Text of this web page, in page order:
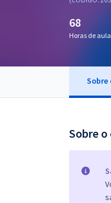
OAB
68
Horas de aula
Sobre
Sobre o